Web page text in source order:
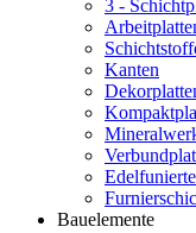
3 -
Kanten
Bauelemente